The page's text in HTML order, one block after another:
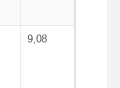
9,08